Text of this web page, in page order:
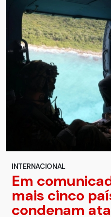
INTERNACIONAL
Em
mais cinco
condenam